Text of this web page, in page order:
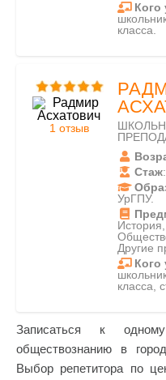
Кого
класса.
1 отзыв
Стаж
УрГПУ.
История,
Другие
Кого
класса,
Записаться к
обществознанию в
Выбор репетитора по